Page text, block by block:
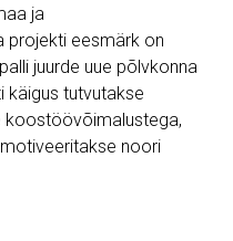
ja
projekti eesmärk on
juurde uue põlvkonna
käigus tutvutakse
koostöövõimalustega,
noori